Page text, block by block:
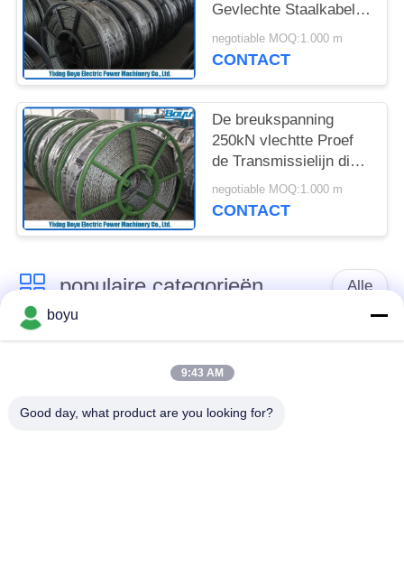
Gevlechte Staalkabel
vastbinden
negotiable MOQ:1.000 m
CONTACT
De breukspanning
250kN vlechtte Proef
de Transmissielijn die
van de Draadkabel 12
Bundels vastbinden
negotiable MOQ:1.000 m
CONTACT
populaire categorieën Alle
transmissielijn die
Luchtlijn die Materiaal
vastbinden
spanning die
De antikabel van de
boyu
9:43 AM
Good day, what product are you looking for?